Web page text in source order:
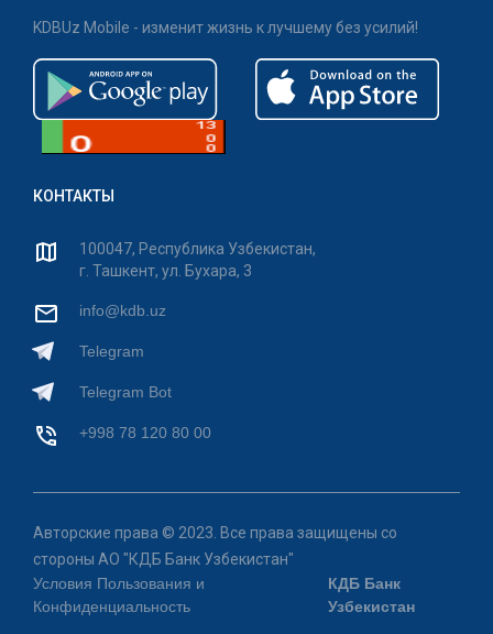
KDBUz Mobile - изменит жизнь к лучшему без усилий!
КОНТАКТЫ
100047, Республика Узбекистан,
г. Ташкент, ул. Бухара, 3
info@kdb.uz
Telegram
Telegram Bot
+998 78 120 80 00
Авторские права © 2023. Все права защищены со
стороны АО "КДБ Банк Узбекистан"
Условия Пользования и
Конфиденциальность
КДБ Банк
Узбекистан